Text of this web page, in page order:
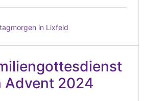
in Lixfeld
Advent 2024